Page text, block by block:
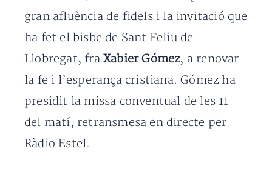
gran afluència de fidels i la invitació que
ha fet el bisbe de Sant Feliu de
Llobregat, fra Xabier Gómez, a renovar
la fe i l’esperança cristiana. Gómez ha
presidit la missa conventual de les 11
del matí, retransmesa en directe per
Ràdio Estel.